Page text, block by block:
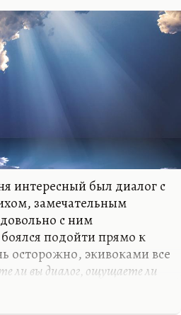
диалога?» Он
в виду старика, то даже
интересный был диалог с
замечательным
с ним
подойти прямо к
осторожно, экивоками все
ли вы диалог, ощущаете ли
в виду присутствие